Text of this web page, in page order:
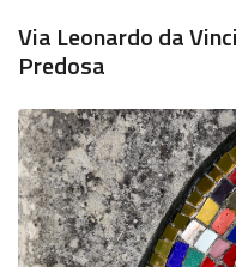
Via Leonardo da
Predosa